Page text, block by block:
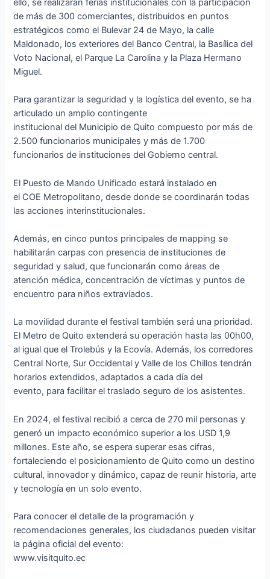
ello, se realizarán ferias institucionales con la participación
de más de 300 comerciantes, distribuidos en puntos
estratégicos como el Bulevar 24 de Mayo, la calle
Maldonado, los exteriores del Banco Central, la Basílica del
Voto Nacional, el Parque La Carolina y la Plaza Hermano
Miguel.
Para garantizar la seguridad y la logística del evento, se ha
articulado un amplio contingente
institucional del Municipio de Quito compuesto por más de
2.500 funcionarios municipales y más de 1.700
funcionarios de instituciones del Gobierno central.
El Puesto de Mando Unificado estará instalado en
el COE Metropolitano, desde donde se coordinarán todas
las acciones interinstitucionales.
Además, en cinco puntos principales de mapping se
habilitarán carpas con presencia de instituciones de
seguridad y salud, que funcionarán como áreas de
atención médica, concentración de víctimas y puntos de
encuentro para niños extraviados.
La movilidad durante el festival también será una prioridad.
El Metro de Quito extenderá su operación hasta las 00h00,
al igual que el Trolebús y la Ecovía. Además, los corredores
Central Norte, Sur Occidental y Valle de los Chillos tendrán
horarios extendidos, adaptados a cada día del
evento, para facilitar el traslado seguro de los asistentes.
En 2024, el festival recibió a cerca de 270 mil personas y
generó un impacto económico superior a los USD 1,9
millones. Este año, se espera superar esas cifras,
fortaleciendo el posicionamiento de Quito como un destino
cultural, innovador y dinámico, capaz de reunir historia, arte
y tecnología en un solo evento.
Para conocer el detalle de la programación y
recomendaciones generales, los ciudadanos pueden visitar
la página oficial del evento:
www.visitquito.ec